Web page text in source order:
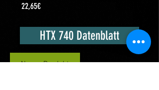
22,65€Cena
HTX 740 Datenblatt
Neues Produkt